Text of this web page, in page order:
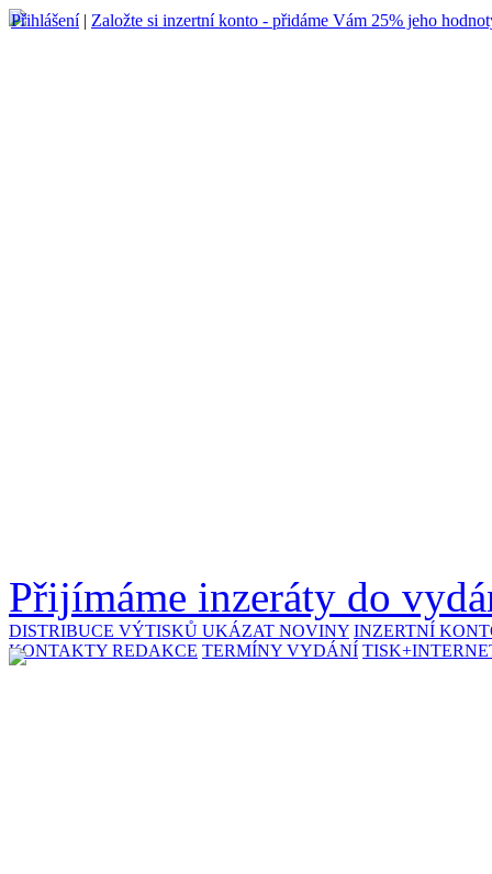
Přihlášení| Založte si inzertní konto - přidáme Vám 25% jeho
Přijímáme inzeráty do
DISTRIBUCE VÝTISKŮ UKÁZAT NOVINY INZERTNÍ
KONTAKTY REDAKCE TERMÍNY VYDÁNÍ